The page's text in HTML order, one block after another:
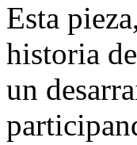
Esta
historia
un